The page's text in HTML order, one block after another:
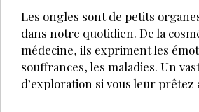
Les ongles sont de petits
dans notre quotidien. De la
médecine, ils expriment les
souffrances, les maladies. Un
d’exploration si vous leur prêtez